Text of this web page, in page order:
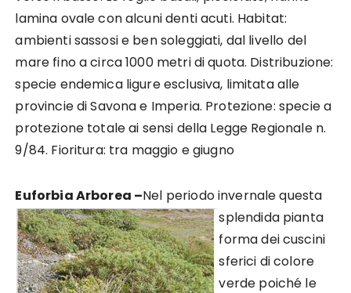
lamina ovale con alcuni denti acuti. Habitat:
ambienti sassosi e ben soleggiati, dal livello del
mare fino a circa 1000 metri di quota. Distribuzione:
specie endemica ligure esclusiva, limitata alle
provincie di Savona e Imperia. Protezione: specie a
protezione totale ai sensi della Legge Regionale n.
9/84. Fioritura: tra maggio e giugno
Euforbia Arborea –Nel periodo invernale questa
splendida pianta
forma dei cuscini
sferici di colore
verde poiché le